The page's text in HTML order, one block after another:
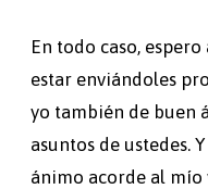
En todo caso,
estar enviándoles
yo también de buen
asuntos de ustedes.
ánimo acorde al